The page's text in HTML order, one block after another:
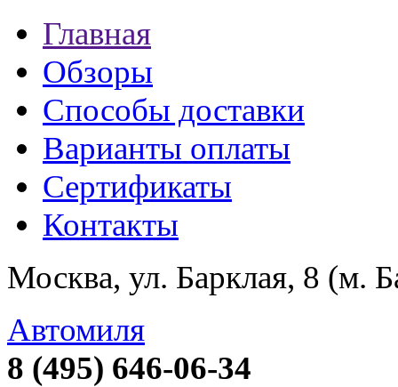
Главная
Обзоры
Способы доставки
Варианты оплаты
Сертификаты
Контакты
Москва, ул. Барклая, 8 (м.
Автомиля
8 (495) 646-06-34